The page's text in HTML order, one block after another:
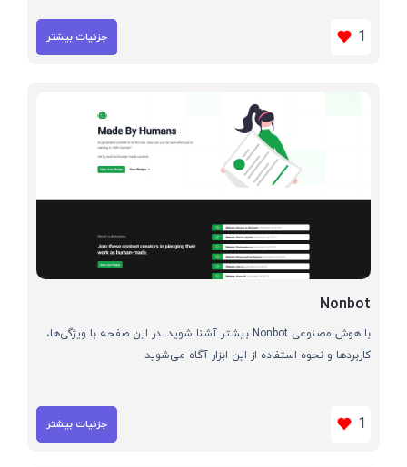
1 جزئیات بیشتر
Nonbot
با هوش مصنوعی Nonbot بیشتر آشنا شوید. در این صفحه با ویژگی‌ها،
کاربردها و نحوه استفاده از این ابزار آگاه می‌شوید
1 جزئیات بیشتر